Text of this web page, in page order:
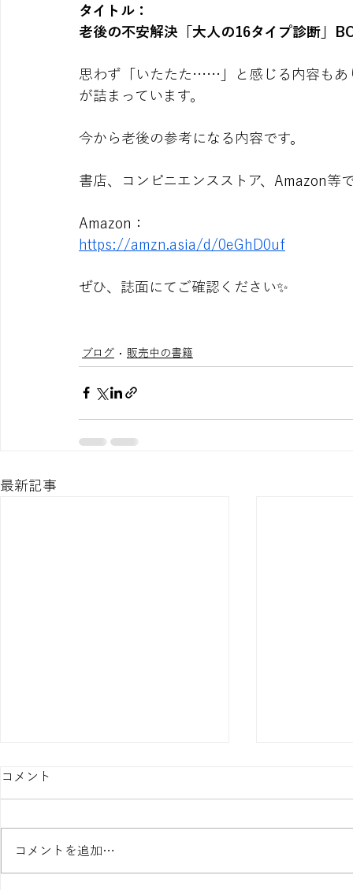
タイトル：
老後の不安解決「大人の16タイプ診断」
思わず「いたたた……」と感じる内容もあ
が詰まっています。
今から老後の参考になる内容です。
書店、コンビニエンスストア、Amazon等
Amazon：
https://amzn.asia/d/0eGhD0uf
ぜひ、誌面にてご確認ください✨
ブログ 販売中の書籍
最新記事
コメント
コメントを追加…